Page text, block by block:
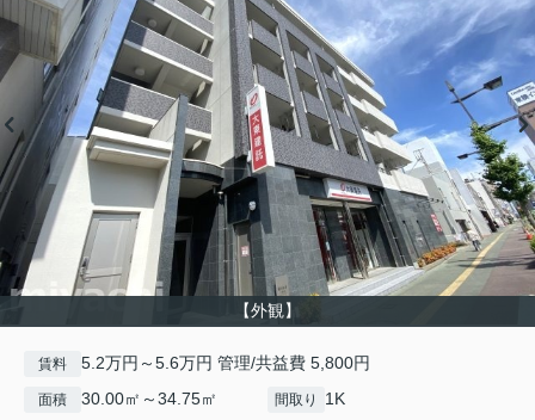
【外観】
賃料 5.2万円～5.6万円 管理/共益費 5,800円
面積 30.00㎡～34.75㎡ 間取り 1K